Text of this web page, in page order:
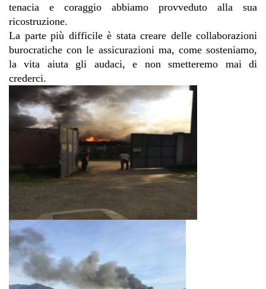
tenacia e coraggio abbiamo provveduto alla sua
ricostruzione.
La parte più difficile è stata creare delle collaborazioni
burocratiche con le assicurazioni ma, come sosteniamo,
la vita aiuta gli audaci, e non smetteremo mai di
crederci.